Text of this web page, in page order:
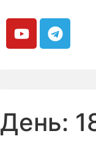
День: